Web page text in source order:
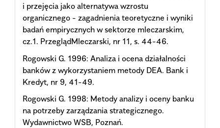
i przejęcia jako alternatywa wzrostu
organicznego - zagadnienia teoretyczne i wyniki
badań empirycznych w sektorze mleczarskim,
cz.1. PrzeglądMleczarski, nr 11, s. 44-46.
Rogowski G. 1996: Analiza i ocena działalności
banków z wykorzystaniem metody DEA. Bank i
Kredyt, nr 9, 41-49.
Rogowski G. 1998: Metody analizy i oceny banku
na potrzeby zarządzania strategicznego.
Wydawnictwo WSB, Poznań.